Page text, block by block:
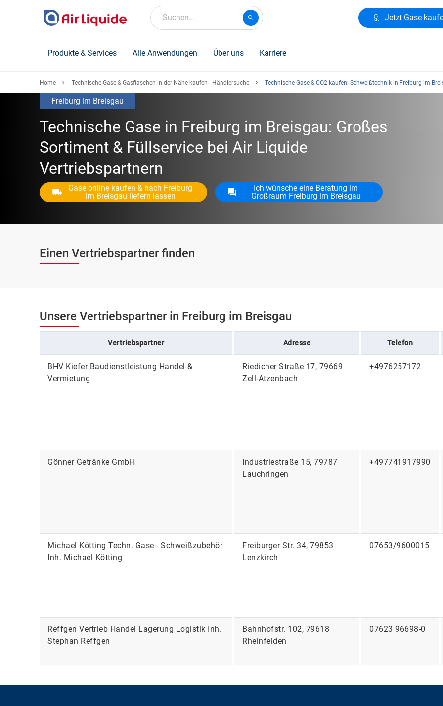
Suchen... Jetzt Gase
Produkte & Services Alle Anwendungen Über uns Karriere
Home Technische Gase & Gasflaschen in der Nähe kaufen - Händlersuche Technische Gase & CO2 kaufen: Schweißtechnik in Freiburg im
Freiburg im Breisgau
Technische Gase in Freiburg im Breisgau: Großes
Sortiment & Füllservice bei Air Liquide
Vertriebspartnern
Gase online kaufen & nach Freiburg
im Breisgau liefern lassen
Ich wünsche eine Beratung im
Großraum Freiburg im Breisgau
Einen Vertriebspartner finden
Unsere Vertriebspartner in Freiburg im Breisgau
Vertriebspartner Adresse Telefon
BHV Kiefer Baudienstleistung Handel &
Vermietung
Riedicher Straße 17, 79669
Zell-Atzenbach
+4976257172
Gönner Getränke GmbH
Industriestraße 15, 79787
Lauchringen
+497741917990
Michael Kötting Techn. Gase - Schweißzubehör
Inh. Michael Kötting
Freiburger Str. 34, 79853
Lenzkirch
07653/9600015
Reffgen Vertrieb Handel Lagerung Logistik Inh.
Stephan Reffgen
Bahnhofstr. 102, 79618
Rheinfelden
07623 96698-0